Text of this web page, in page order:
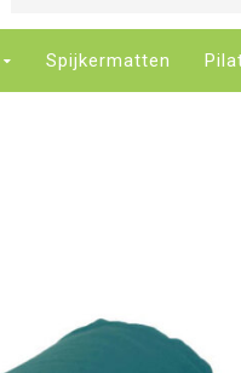
Spijkermatten